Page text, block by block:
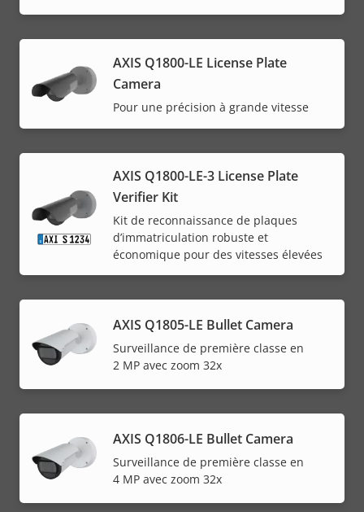
AXIS Q1800-LE License Plate
Camera
Pour une précision à grande vitesse
AXIS Q1800-LE-3 License Plate
Verifier Kit
Kit de reconnaissance de plaques
d’immatriculation robuste et
économique pour des vitesses élevées
AXIS Q1805-LE Bullet Camera
Surveillance de première classe en
2 MP avec zoom 32x
AXIS Q1806-LE Bullet Camera
Surveillance de première classe en
4 MP avec zoom 32x